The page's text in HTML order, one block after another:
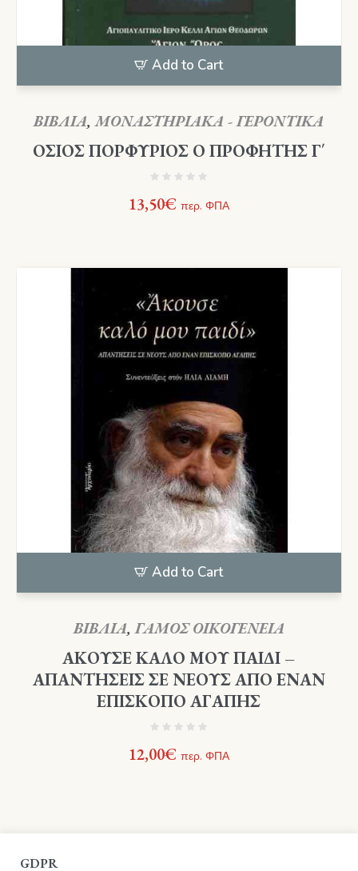
Add to Cart
ΒΙΒΛΙΑ,ΜΟΝΑΣΤΗΡΙΑΚΑ - ΓΕΡΟΝΤΙΚΑ
ΟΣΙΟΣ ΠΟΡΦΥΡΙΟΣ Ο ΠΡΟΦΗΤΗΣ Γ΄
13,50€ περ. ΦΠΑ
Add to Cart
ΒΙΒΛΙΑ,ΓΑΜΟΣ ΟΙΚΟΓΕΝΕΙΑ
ΑΚΟΥΣΕ ΚΑΛΟ ΜΟΥ ΠΑΙΔΙ –
ΑΠΑΝΤΗΣΕΙΣ ΣΕ ΝΕΟΥΣ ΑΠΟ ΕΝΑΝ
ΕΠΙΣΚΟΠΟ ΑΓΑΠΗΣ
12,00€ περ. ΦΠΑ
GDPR